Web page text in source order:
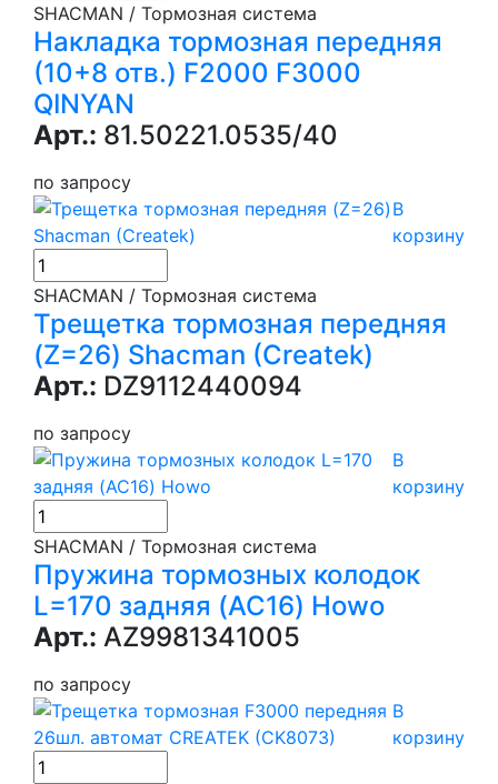
SHACMAN / Тормозная система
Накладка тормозная передняя
(10+8 отв.) F2000 F3000
QINYAN
Арт.: 81.50221.0535/40
по запросу
В
корзину
SHACMAN / Тормозная система
Трещетка тормозная передняя
(Z=26) Shacman (Createk)
Арт.: DZ9112440094
по запросу
В
корзину
SHACMAN / Тормозная система
Пружина тормозных колодок
L=170 задняя (AC16) Howo
Арт.: AZ9981341005
по запросу
В
корзину